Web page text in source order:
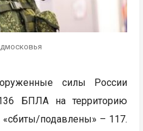
силы России
БПЛА на территорию
подавлены» – 117.